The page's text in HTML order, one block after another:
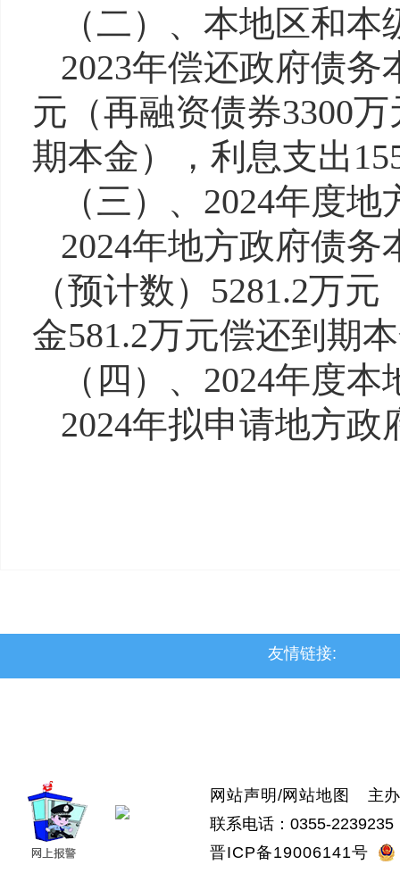
（二）、本地区和
2023年偿还政府债务
元（再融资债券3300
期本金），利息支出
（三）、 2024年度
2024年地方政府债务
（预计数）5281.2万
金581.2万元偿还到期
（四）、 2024年度
2024年拟申请地方政
友情链接:
网站声明 /网站地图
主办
联系电话：0355-
晋ICP备19006141号